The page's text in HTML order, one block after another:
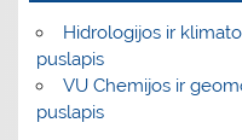
Hidrologijos ir
puslapis
VU Chemijos ir
puslapis